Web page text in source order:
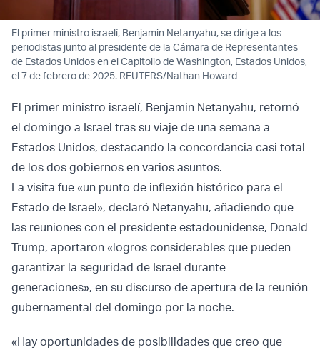
El primer ministro israelí, Benjamin Netanyahu, se dirige a los
periodistas junto al presidente de la Cámara de Representantes
de Estados Unidos en el Capitolio de Washington, Estados Unidos,
el 7 de febrero de 2025. REUTERS/Nathan Howard
El primer ministro israelí, Benjamin Netanyahu, retornó
el domingo a Israel tras su viaje de una semana a
Estados Unidos, destacando la concordancia casi total
de los dos gobiernos en varios asuntos.
La visita fue «un punto de inflexión histórico para el
Estado de Israel», declaró Netanyahu, añadiendo que
las reuniones con el presidente estadounidense, Donald
Trump, aportaron «logros considerables que pueden
garantizar la seguridad de Israel durante
generaciones», en su discurso de apertura de la reunión
gubernamental del domingo por la noche.
«Hay oportunidades de posibilidades que creo que